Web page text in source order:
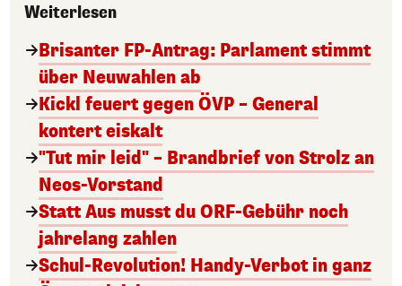
Weiterlesen
Brisanter FP-Antrag: Parlament stimmt
über Neuwahlen ab
Kickl feuert gegen ÖVP – General
kontert eiskalt
"Tut mir leid" – Brandbrief von Strolz an
Neos-Vorstand
Statt Aus musst du ORF-Gebühr noch
jahrelang zahlen
Schul-Revolution! Handy-Verbot in ganz